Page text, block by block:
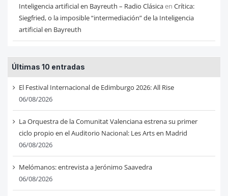
Inteligencia artificial en Bayreuth – Radio Clásicaen Crítica:
Siegfried, o la imposible “intermediación” de la Inteligencia
artificial en Bayreuth
Últimas 10 entradas
El Festival Internacional de Edimburgo 2026: All Rise
06/08/2026
La Orquestra de la Comunitat Valenciana estrena su primer
ciclo propio en el Auditorio Nacional: Les Arts en Madrid
06/08/2026
Melómanos: entrevista a Jerónimo Saavedra
06/08/2026